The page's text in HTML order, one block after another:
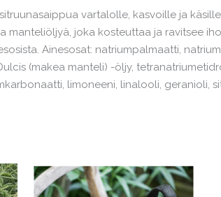
vartalolle, kasvoille ja
manteliöljyä, joka kosteuttaa ja ravitsee
Ainesosat: natriumpalmaatti,
(makea manteli) -öljy,
limoneeni, linalooli, geranioli,